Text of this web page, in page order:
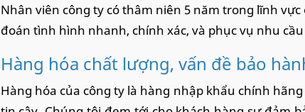
Nhân viên công ty có thâm niên 5 năm trong lĩnh
đoán tình hình nhanh, chính xác, và phục vụ nhu
Hàng hóa chất lượng, vấn đề bảo
Hàng hóa của công ty là hàng nhập khẩu chính